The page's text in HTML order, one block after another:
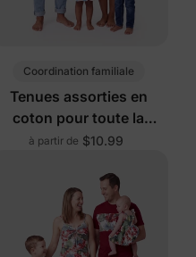
Coordination familiale
Tenues assorties en
coton pour toute la
famille, blanches
à partir de $10.99